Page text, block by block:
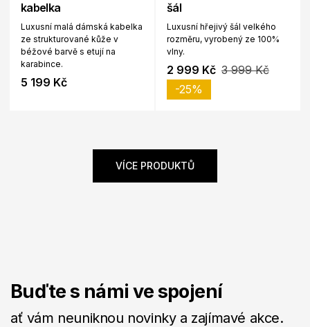
kabelka
Luxusní malá dámská kabelka
ze strukturované kůže v
béžové barvě s etují na
karabince.
5 199 Kč
šál
Luxusní hřejivý šál velkého
rozměru, vyrobený ze 100%
vlny.
2 999 Kč 3 999 Kč
-25%
VÍCE PRODUKTŮ
Buďte s námi ve spojení
ať vám neuniknou novinky a zajímavé akce.